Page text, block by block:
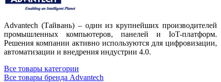
Advantech (Тайвань) – один из крупнейших производителей
промышленных компьютеров, панелей и IoT-платформ.
Решения компании активно используются для цифровизации,
автоматизации и внедрения индустрии 4.0.
Все товары категории
Все товары бренда Advantech